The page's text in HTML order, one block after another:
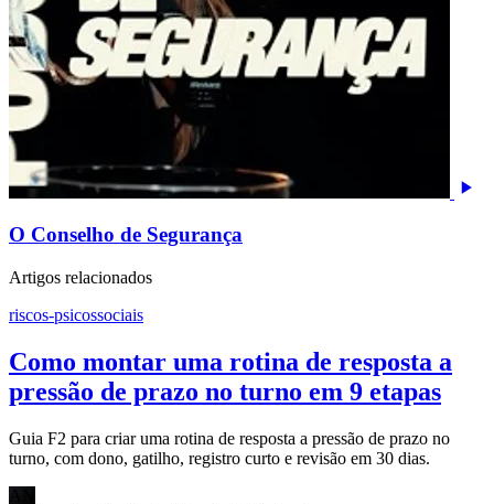
O Conselho de Segurança
Artigos relacionados
riscos-psicossociais
Como montar uma rotina de resposta a
pressão de prazo no turno em 9 etapas
Guia F2 para criar uma rotina de resposta a pressão de prazo no
turno, com dono, gatilho, registro curto e revisão em 30 dias.